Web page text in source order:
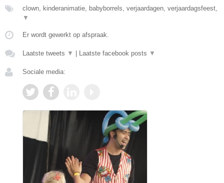
clown, kinderanimatie, babyborrels, verjaardagen, verjaardagsfeest,
▼
Er wordt gewerkt op afspraak.
Laatste tweets ▼ Laatste facebook posts ▼
Sociale media: